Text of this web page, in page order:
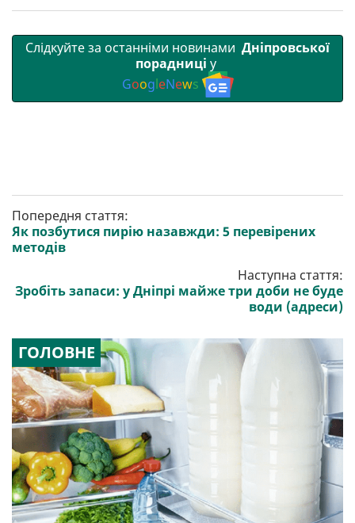
Слідкуйте за останніми новинами Дніпровської
порадниці у
GoogleNews
Попередня стаття:
Як позбутися пирію назавжди: 5 перевірених
методів
Наступна стаття:
Зробіть запаси: у Дніпрі майже три доби не буде
води (адреси)
ГОЛОВНЕ